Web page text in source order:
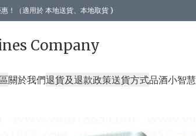
！（適用於 本地送貨、本地取貨 )
Company
關於我們退貨及退款政策送貨方式品酒小智慧